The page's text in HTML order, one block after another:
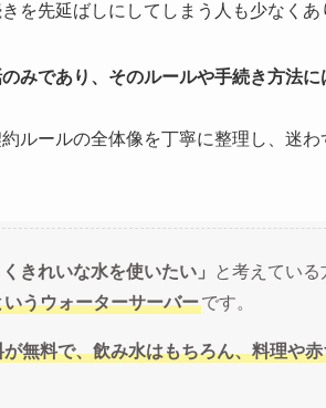
を先延ばしにしてしまう人も少なくあ
みであり、そのルールや手続き方法
ルールの全体像を丁寧に整理し、迷
きれいな水を使いたい」
と考えてい
うウォーターサーバーです。
無料で、飲み水はもちろん、料理や